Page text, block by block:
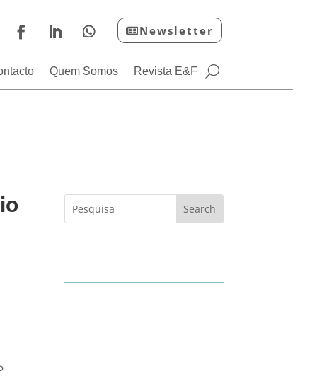
Newsletter
Quem Somos Revista E&F